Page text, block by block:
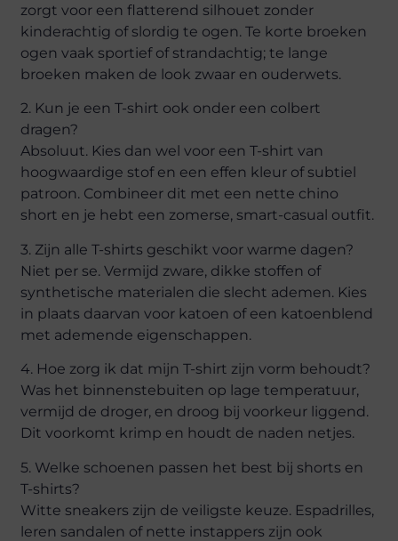
zorgt voor een flatterend silhouet zonder
kinderachtig of slordig te ogen. Te korte broeken
ogen vaak sportief of strandachtig; te lange
broeken maken de look zwaar en ouderwets.
2. Kun je een T-shirt ook onder een colbert
dragen?
Absoluut. Kies dan wel voor een T-shirt van
hoogwaardige stof en een effen kleur of subtiel
patroon. Combineer dit met een nette chino
short en je hebt een zomerse, smart-casual outfit.
3. Zijn alle T-shirts geschikt voor warme dagen?
Niet per se. Vermijd zware, dikke stoffen of
synthetische materialen die slecht ademen. Kies
in plaats daarvan voor katoen of een katoenblend
met ademende eigenschappen.
4. Hoe zorg ik dat mijn T-shirt zijn vorm behoudt?
Was het binnenstebuiten op lage temperatuur,
vermijd de droger, en droog bij voorkeur liggend.
Dit voorkomt krimp en houdt de naden netjes.
5. Welke schoenen passen het best bij shorts en
T-shirts?
Witte sneakers zijn de veiligste keuze. Espadrilles,
leren sandalen of nette instappers zijn ook